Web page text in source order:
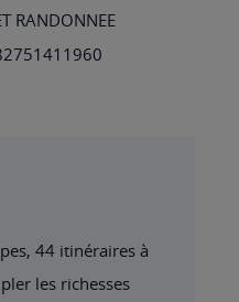
PIED
RANDONNEE
44 itinéraires à
les richesses